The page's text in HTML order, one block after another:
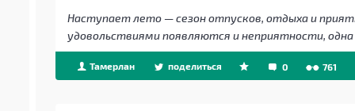
Наступает лето — сезон отпусков, отдыха и
удовольствиями появляются и неприятности, одна
Тамерлан поделиться 0 761